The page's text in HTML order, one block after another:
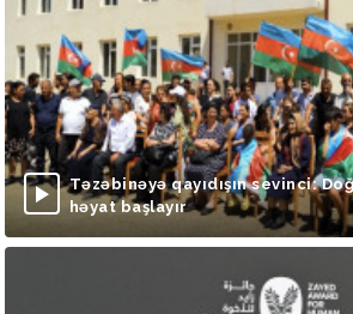
Təzəbinəyə qayıdışın sevinci:
həyat başlayır